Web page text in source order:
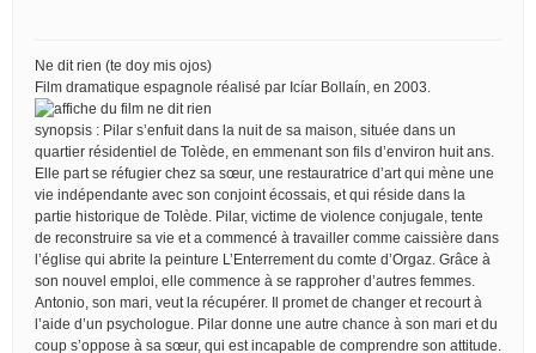
Ne dit rien (te doy mis ojos)
Film dramatique espagnole réalisé par Icíar Bollaín, en 2003.
synopsis : Pilar s’enfuit dans la nuit de sa maison, située dans un
quartier résidentiel de Tolède, en emmenant son fils d’environ huit ans.
Elle part se réfugier chez sa sœur, une restauratrice d’art qui mène une
vie indépendante avec son conjoint écossais, et qui réside dans la
partie historique de Tolède. Pilar, victime de violence conjugale, tente
de reconstruire sa vie et a commencé à travailler comme caissière dans
l’église qui abrite la peinture L’Enterrement du comte d’Orgaz. Grâce à
son nouvel emploi, elle commence à se rapproher d’autres femmes.
Antonio, son mari, veut la récupérer. Il promet de changer et recourt à
l’aide d’un psychologue. Pilar donne une autre chance à son mari et du
coup s’oppose à sa sœur, qui est incapable de comprendre son attitude.